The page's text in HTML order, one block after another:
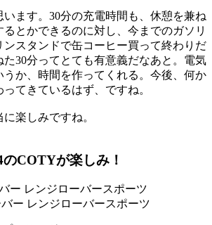
ます。30分の充電時間も、休憩を兼ね
とかできるのに対し、今までのガソリ
ンスタンドで缶コーヒー買って終わりだ
た30分ってとても有意義だなあと。電気
うか、時間を作ってくれる。今後、何か
てきているはず、ですね。
楽しみですね。
COTYが楽しみ！
ー レンジローバースポーツ